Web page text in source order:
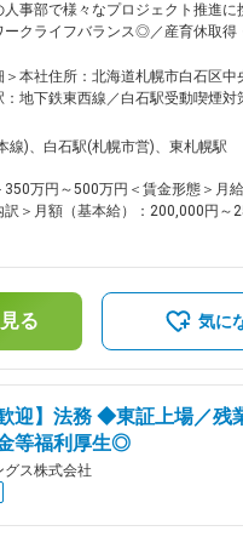
人事部で様々なプロジェクト推進
ークライフバランス◎／産育休取得
の業務からこれまでの経験を活かし
的な業務は、選考の中で適性や希望
す。 グループ経営強化のために持株
より、今後は、グループ全体の人
計、人事システムの統合・DX、人
成長のために様々な業務課題のプ
なじみやすい雰囲気です。 ■魅力 ・上場企
して、これまでの経験を活かしなが
ことができます！ ・産育休取得・
性の長期就業定着を推進しています
もつことができます！ 変更の範囲：会社の定
＞本社住所：北海道札幌市白石区中
地下鉄東西線／白石駅受動喫煙対
囲：会社の定める事業所
線)、白石駅(札幌市営)、東札幌駅
350万円～500万円＜賃金形態＞月
訳＞月額（基本給）：200,000円～
月）賃金はあくまでも目安の金額で
可能性があります。月給(月額)は
る 気に
迎】法務 ◆東証上場／残
等福利厚生◎
グス株式会社